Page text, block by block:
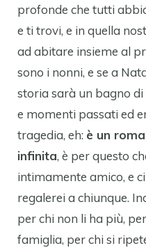
profonde che tutti
e ti trovi, e in quella
ad abitare insieme al
sono i nonni, e se a
storia sarà un bagno
e momenti passati ed
tragedia, eh: è un
infinita, è per questo
intimamente amico, e
regalerei a chiunque.
per chi non li ha più,
famiglia, per chi si